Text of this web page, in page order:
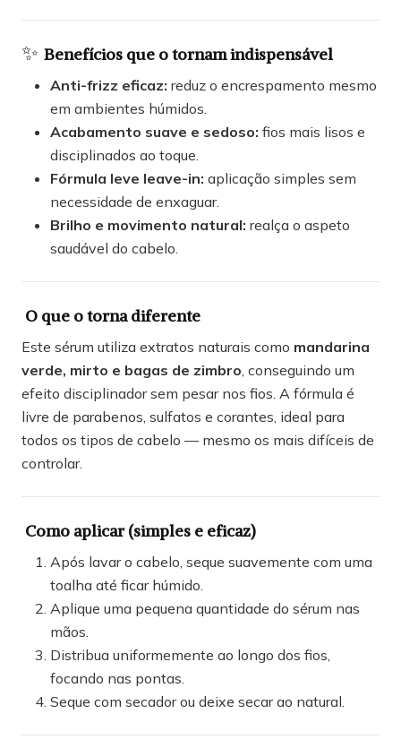
✨ Benefícios que o tornam indispensável
Anti-frizz eficaz: reduz o encrespamento mesmo
em ambientes húmidos.
Acabamento suave e sedoso: fios mais lisos e
disciplinados ao toque.
Fórmula leve leave-in: aplicação simples sem
necessidade de enxaguar.
Brilho e movimento natural: realça o aspeto
saudável do cabelo.
O que o torna diferente
Este sérum utiliza extratos naturais como mandarina
verde, mirto e bagas de zimbro, conseguindo um
efeito disciplinador sem pesar nos fios. A fórmula é
livre de parabenos, sulfatos e corantes, ideal para
todos os tipos de cabelo — mesmo os mais difíceis de
controlar.
Como aplicar (simples e eficaz)
Após lavar o cabelo, seque suavemente com uma
toalha até ficar húmido.
Aplique uma pequena quantidade do sérum nas
mãos.
Distribua uniformemente ao longo dos fios,
focando nas pontas.
Seque com secador ou deixe secar ao natural.